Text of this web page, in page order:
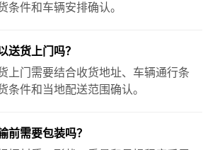
条件和车辆安排确认。
送货上门吗？
上门需要结合收货地址、车辆通行条
条件和当地配送范围确认。
前需要包装吗？